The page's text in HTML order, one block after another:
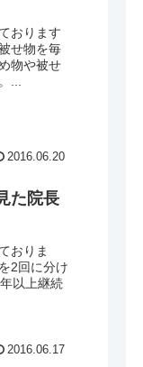
おります
せ物を毎
物や被せ
...
2016.06.20
た院長
おりま
2回に分け
以上継続
2016.06.17